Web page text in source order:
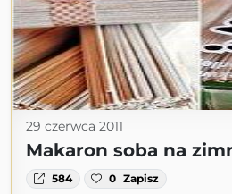
29 czerwca 2011
Makaron soba na
584 0 Zapisz